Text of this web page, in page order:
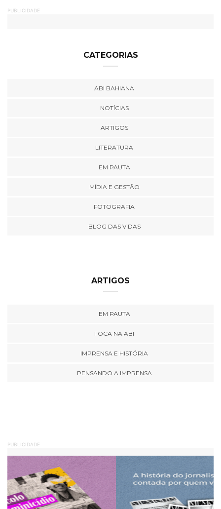
PUBLICIDADE
CATEGORIAS
ABI BAHIANA
NOTÍCIAS
ARTIGOS
LITERATURA
EM PAUTA
MÍDIA E GESTÃO
FOTOGRAFIA
BLOG DAS VIDAS
ARTIGOS
EM PAUTA
FOCA NA ABI
IMPRENSA E HISTÓRIA
PENSANDO A IMPRENSA
PUBLICIDADE